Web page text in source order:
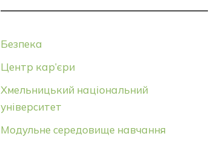
Безпека
Центр кар’єри
Хмельницький національний
університет
Модульне середовище навчання